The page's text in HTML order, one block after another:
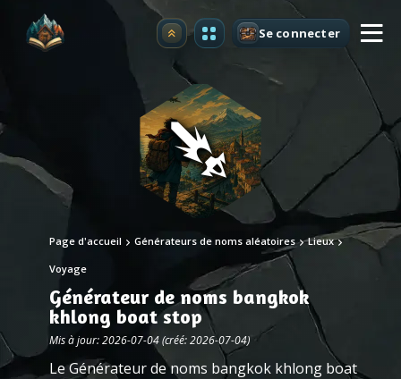
Premium Se connecter
Page d'accueil Générateurs de noms aléatoires Lieux
Voyage
Générateur de noms bangkok
khlong boat stop
Mis à jour: 2026-07-04 (créé: 2026-07-04)
Le Générateur de noms bangkok khlong boat